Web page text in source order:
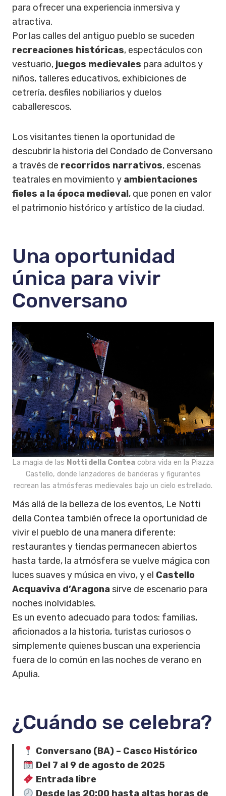
para ofrecer una experiencia inmersiva y
atractiva.
Por las calles del antiguo pueblo se suceden
recreaciones históricas, espectáculos con
vestuario, juegos medievales para adultos y
niños, talleres educativos, exhibiciones de
cetrería, desfiles nobiliarios y duelos
caballerescos.
Los visitantes tienen la oportunidad de
descubrir la historia del Condado de Conversano
a través de recorridos narrativos, escenas
teatrales en movimiento y ambientaciones
fieles a la época medieval, que ponen en valor
el patrimonio histórico y artístico de la ciudad.
Una oportunidad
única para vivir
Conversano
La magia de las Notti della Contea cobra vida en la Piazza
Castello, donde lanzadores de banderas y figurantes
recrean las atmósferas medievales bajo un cielo estrellado.
Más allá de la belleza de los eventos, Le Notti
della Contea también ofrece la oportunidad de
vivir el pueblo de una manera diferente:
restaurantes y tiendas permanecen abiertos
hasta tarde, la atmósfera se vuelve mágica con
luces suaves y música en vivo, y el Castello
Acquaviva d’Aragonasirve de escenario para
noches inolvidables.
Es un evento adecuado para todos: familias,
aficionados a la historia, turistas curiosos o
simplemente quienes buscan una experiencia
fuera de lo común en las noches de verano en
Apulia.
¿Cuándo se celebra?
Conversano (BA) – Casco Histórico
Del 7 al 9 de agosto de 2025
Entrada libre
Desde las 20:00 hasta altas horas de